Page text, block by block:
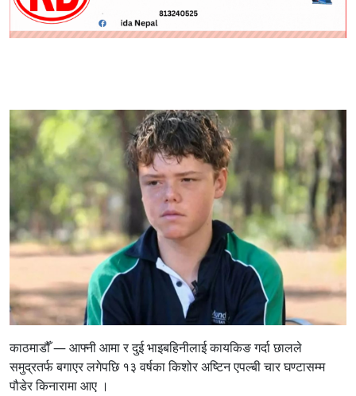
काठमाडौँ — आफ्नी आमा र दुई भाइबहिनीलाई कायकिङ गर्दा छालले
समुद्रतर्फ बगाएर लगेपछि १३ वर्षका किशोर अष्टिन एपल्बी चार घण्टासम्म
पौडेर किनारामा आए ।